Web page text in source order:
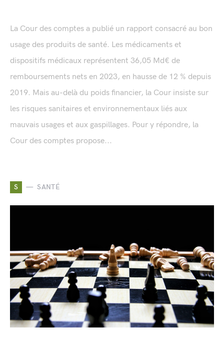
La Cour des comptes a publié un rapport consacré au bon
usage des produits de santé. Les médicaments et
dispositifs médicaux représentent 36,05 Md€ de
remboursements nets en 2023, en hausse de 12 % depuis
2019. Mais au-delà du poids financier, la Cour insiste sur
les risques sanitaires et environnementaux liés aux
mauvais usages et aux gaspillages. Pour y répondre, la
Cour des comptes propose...
S SANTÉ